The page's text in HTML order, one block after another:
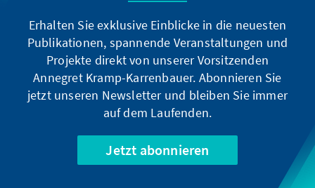
Erhalten Sie exklusive Einblicke in die neuesten
Publikationen, spannende Veranstaltungen und
Projekte direkt von unserer Vorsitzenden
Annegret Kramp-Karrenbauer. Abonnieren Sie
jetzt unseren Newsletter und bleiben Sie immer
auf dem Laufenden.
Jetzt abonnieren